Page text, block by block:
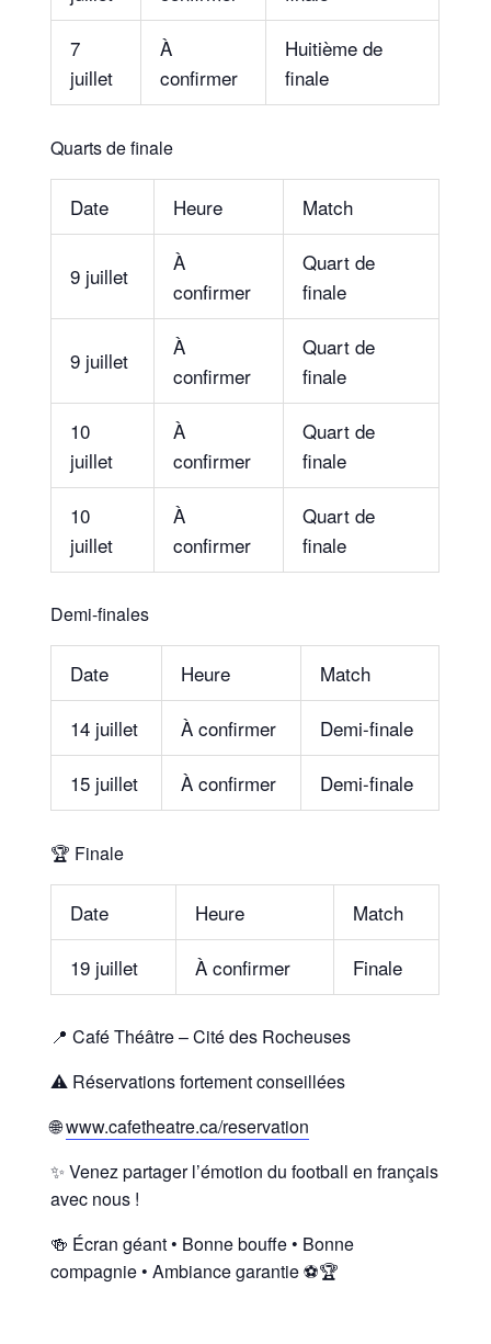
7
juillet
À
confirmer
Huitième de
finale
Quarts de finale
Date Heure Match
9 juillet
À
confirmer
Quart de
finale
9 juillet
À
confirmer
Quart de
finale
10
juillet
À
confirmer
Quart de
finale
10
juillet
À
confirmer
Quart de
finale
Demi-finales
Date Heure
Match
14 juillet
À confirmer
Demi-finale
15 juillet
À confirmer Demi-finale
🏆 Finale
Date Heure
Match
19 juillet
À confirmer Finale
📍Café Théâtre – Cité des Rocheuses
⚠️ Réservations fortement conseillées
🌐www.cafetheatre.ca/reservation
✨ Venez partager l’émotion du football en français
avec nous !
🍻 Écran géant • Bonne bouffe • Bonne
compagnie • Ambiance garantie ⚽🏆